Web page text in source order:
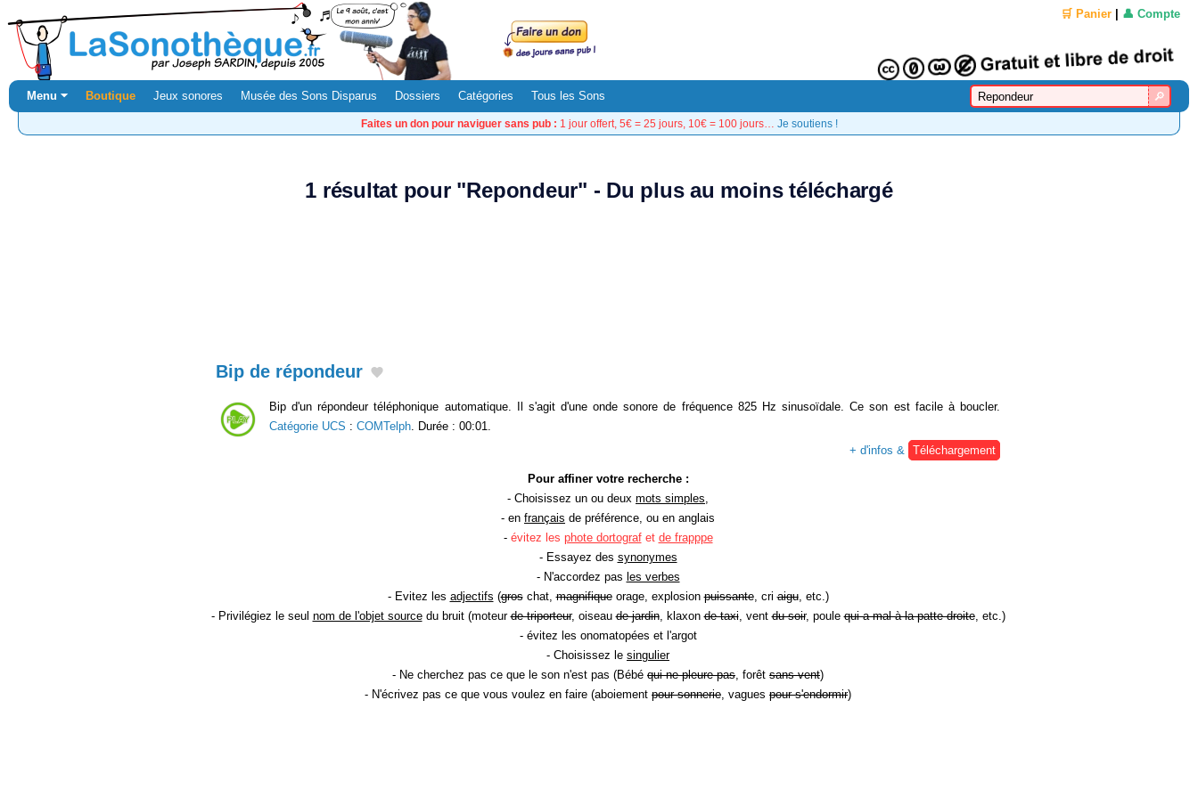
🛒 Panier 👤 Compte
Menu ⏷ Boutique Jeux sonores Musée des Sons Disparus Dossiers Catégories Tous les Sons
Faites un don pour naviguer sans pub : 1 jour offert, 5€ = 25 jours, 10€ = 100 jours… Je soutiens !
1 résultat pour "Repondeur" - Du plus au moins téléchargé
Bip de répondeur
Bip d'un répondeur téléphonique automatique. Il s'agit d'une onde sonore de fréquence 825 Hz sinusoïdale. Ce son est facile à boucler.
Catégorie UCS : COMTelph . Durée : 00:01.
+ d'infos &
Téléchargement
Pour affiner votre recherche :
- Choisissez un ou deux mots simples
- en français de préférence, ou en anglais
- évitez les phote dortografet de frapppe
- Essayez des synonymes
- N'accordez pas les verbes
- Evitez les adjectifs (groschat,magnifiqueorage, explosionpuissante, criaigu, etc.)
- Privilégiez le seul nom de l'objet sourcedu bruit (moteurde triporteur, oiseaude jardin, klaxonde taxi, ventdu soir, poulequi a mal à la patte droite, etc.)
- évitez les onomatopées et l'argot
- Choisissez le singulier
- Ne cherchez pas ce que le son n'est pas (Bébé qui ne pleure pas , forêt sans vent)
- N'écrivez pas ce que vous voulez en faire (aboiement pour sonnerie , vagues pour s'endormir)